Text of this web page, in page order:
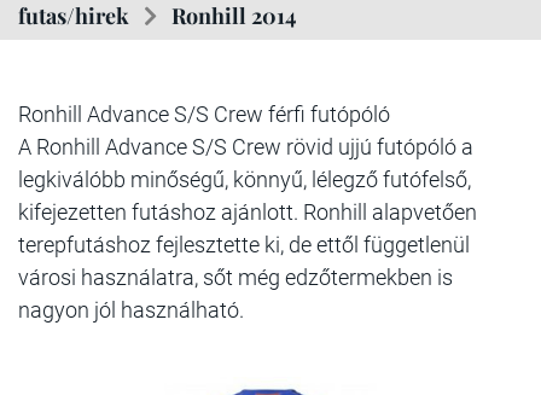
futas/hirek Ronhill 2014
Ronhill Advance S/S Crew férfi futópóló
A Ronhill Advance S/S Crew rövid ujjú futópóló a
legkiválóbb minőségű, könnyű, lélegző futófelső,
kifejezetten futáshoz ajánlott. Ronhill alapvetően
terepfutáshoz fejlesztette ki, de ettől függetlenül
városi használatra, sőt még edzőtermekben is
nagyon jól használható.